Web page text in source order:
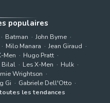
populaires
Batman
John Byrne
Milo Manara
Jean Giraud
Men
Hugo Pratt
Bilal Les X-Men
Hulk
Wrightson
Gi
Gabriele Dell'Otto
les tendances